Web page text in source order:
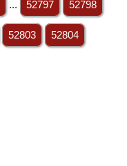
... 52797 52798
52803 52804